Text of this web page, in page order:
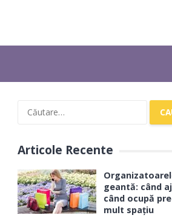
Caută
Articole Recente
geantă: când
când ocupă
mult spațiu